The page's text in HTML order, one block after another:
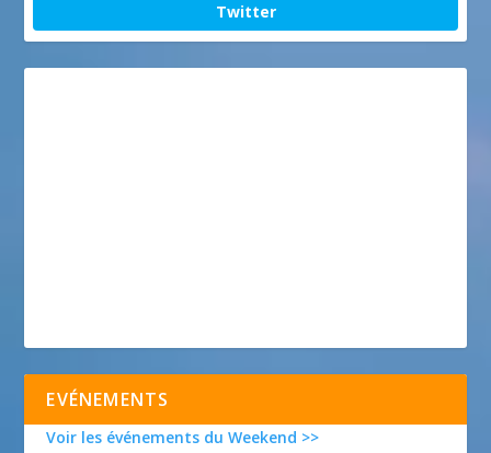
Twitter
EVÉNEMENTS
Voir les événements du Weekend >>